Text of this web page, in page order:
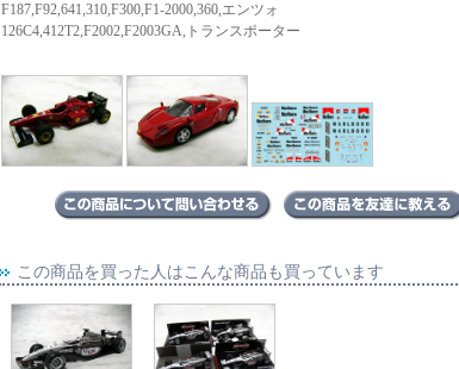
F187,F92,641,310,F300,F1-2000,360,エンツォ
126C4,412T2,F2002,F2003GA,トランスポーター
この商品を買った人はこんな商品も買っています